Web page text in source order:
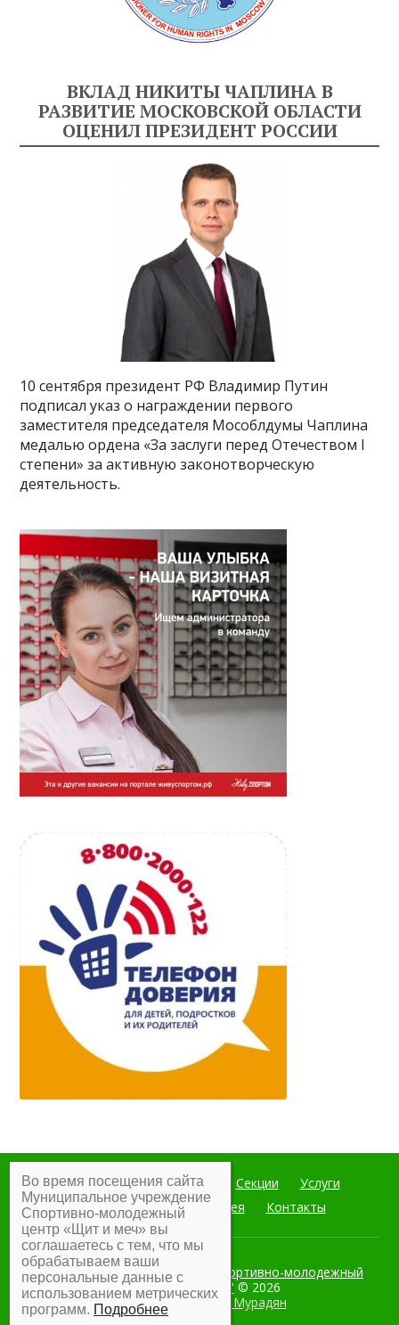
ВКЛАД НИКИТЫ ЧАПЛИНА В
РАЗВИТИЕ МОСКОВСКОЙ ОБЛАСТИ
ОЦЕНИЛ ПРЕЗИДЕНТ РОССИИ
10 сентября президент РФ Владимир Путин
подписал указ о награждении первого
заместителя председателя Мособлдумы Чаплина
медалью ордена «За заслуги перед Отечеством I
степени» за активную законотворческую
деятельность.
Главная Мероприятия Секции
Услуги
Документы
Фотогалерея Контакты
Муниципальное учреждение Спортивно-молодежный
центр "Щит и меч" © 2026
Разработка:Армен Мурадян
Во время посещения сайта
Муниципальное учреждение
Спортивно-молодежный
центр «Щит и меч» вы
соглашаетесь с тем, что мы
обрабатываем ваши
персональные данные с
использованием метрических
программ. Подробнее